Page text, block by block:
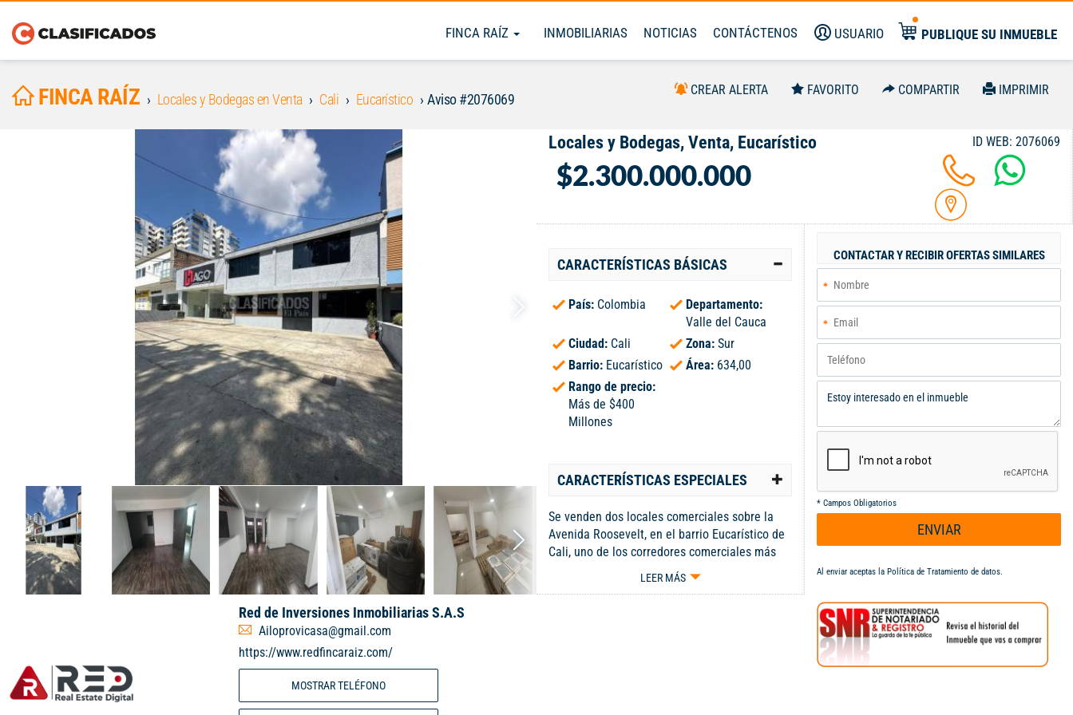
FINCA RAÍZ INMOBILIARIAS NOTICIAS CONTÁCTENOS USUARIO PUBLIQUE SU INMUEBLE
FINCA RAÍZ Locales y Bodegas en Venta Cali Eucarístico Aviso #2076069
CREAR ALERTA FAVORITO COMPARTIR IMPRIMIR
Red de Inversiones Inmobiliarias S.A.S
Ailoprovicasa@gmail.com
https://www.redfincaraiz.com/
MOSTRAR TELÉFONO
Locales y Bodegas, Venta, Eucarístico
$2.300.000.000
ID WEB: 2076069
CARACTERÍSTICAS BÁSICAS
País: Colombia
Departamento:
Valle del Cauca
Ciudad: Cali Zona: Sur
Barrio: Eucarístico Área: 634,00
Rango de precio:
Más de $400
Millones
CARACTERÍSTICAS ESPECIALES
Se venden dos locales comerciales sobre la
Avenida Roosevelt, en el barrio Eucarístico de
Cali, uno de los corredores comerciales más
importantes y dinámicos del sur de la ciudad,
con alto flujo vehicular y peatonal y excelente
LEER MÁS
CONTACTAR Y RECIBIR OFERTAS SIMILARES
* Campos Obligatorios
ENVIAR
Al enviar aceptas la Política de Tratamiento de datos.